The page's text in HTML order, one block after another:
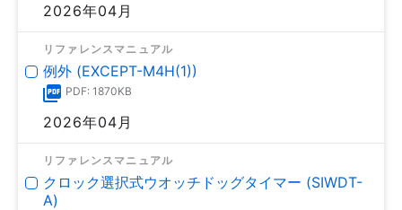
2026年04月
リファレンスマニュアル
例外 (EXCEPT-M4H(1))
PDF: 1870KB
2026年04月
リファレンスマニュアル
クロック選択式ウオッチドッグタイマー (SIWDT-
A)